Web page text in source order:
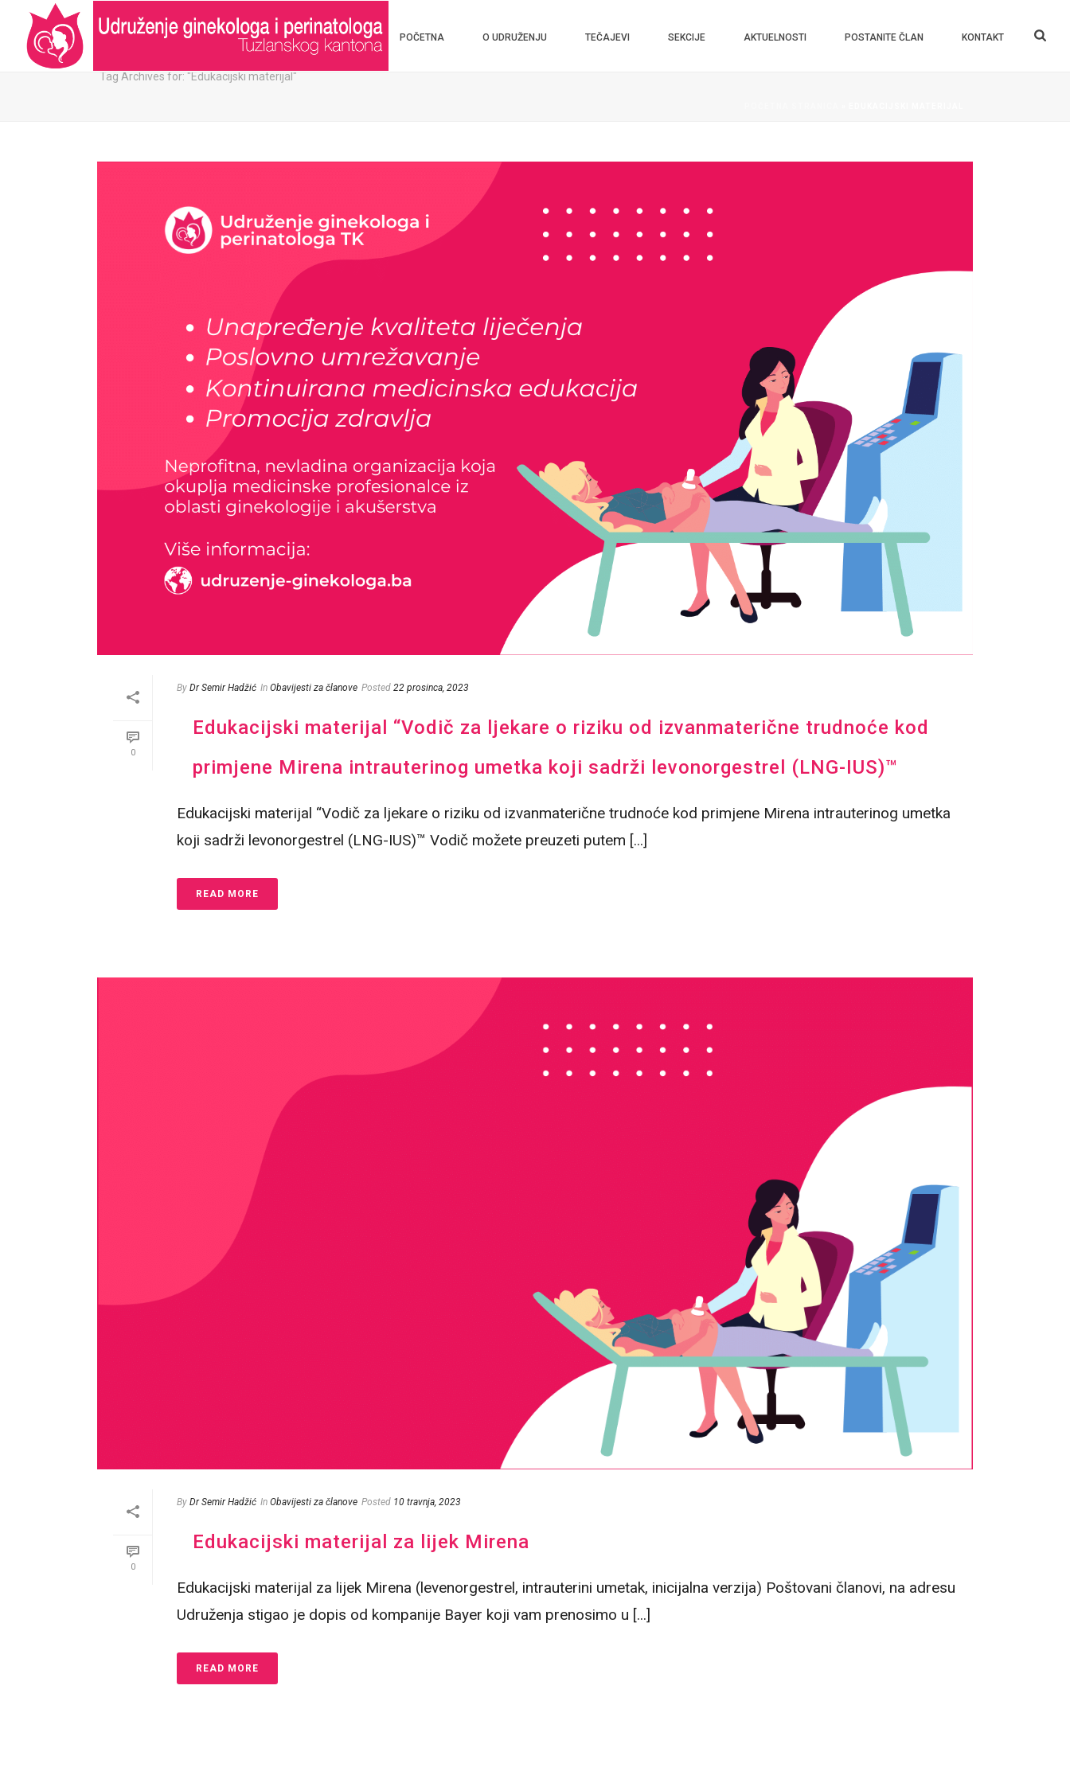
POČETNA O UDRUŽENJU TEČAJEVI SEKCIJE AKTUELNOSTI POSTANITE ČLAN KONTAKT
ARHIVA:
Tag Archives for: "Edukacijski materijal"
0
By Dr Semir Hadžić In Obavijesti za članove Posted 22 prosinca, 2023
Edukacijski materijal “Vodič za ljekare o riziku od izvanmaterične trudnoće kod
primjene Mirena intrauterinog umetka koji sadrži levonorgestrel (LNG-IUS)™
Edukacijski materijal “Vodič za ljekare o riziku od izvanmaterične trudnoće kod primjene Mirena intrauterinog umetka
koji sadrži levonorgestrel (LNG-IUS)™ Vodič možete preuzeti putem [...]
READ MORE
0
By Dr Semir Hadžić In Obavijesti za članove Posted 10 travnja, 2023
Edukacijski materijal za lijek Mirena
Edukacijski materijal za lijek Mirena (levenorgestrel, intrauterini umetak, inicijalna verzija) Poštovani članovi, na adresu
Udruženja stigao je dopis od kompanije Bayer koji vam prenosimo u [...]
READ MORE